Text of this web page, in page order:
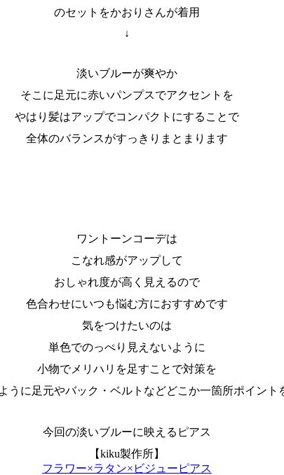
のセットをかおりさんが着用
↓
淡いブルーが爽やか
そこに足元に赤いパンプスでアクセントを
やはり髪はアップでコンパクトにすることで
全体のバランスがすっきりまとまります
ワントーンコーデは
こなれ感がアップして
おしゃれ度が高く見えるので
色合わせにいつも悩む方におすすめです
気をつけたいのは
単色でのっぺり見えないように
小物でメリハリを足すことで対策を
うに足元やバック・ベルトなどどこか一箇所ポイント
今回の淡いブルーに映えるピアス
【kiku製作所】
フラワー×ラタン×ビジューピアス